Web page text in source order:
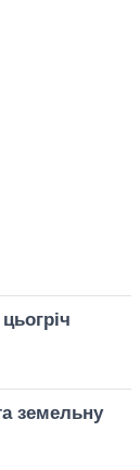
земельну